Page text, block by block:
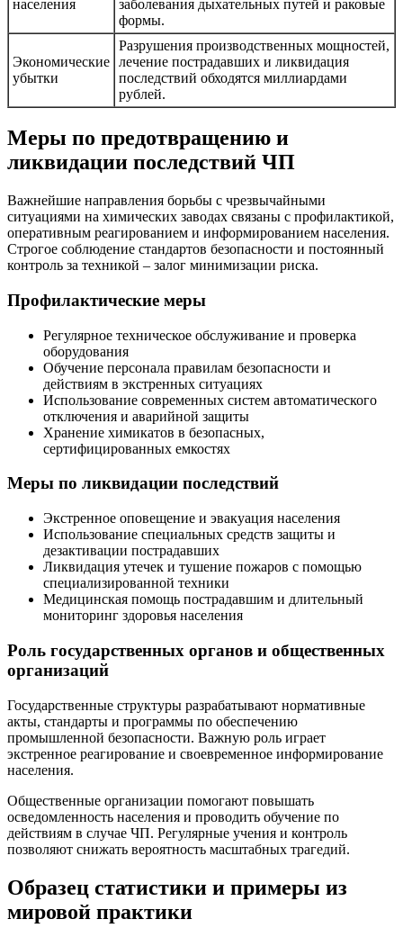
населения
заболевания дыхательных путей и раковые
формы.
Экономические
убытки
Разрушения производственных мощностей,
лечение пострадавших и ликвидация
последствий обходятся миллиардами
рублей.
Меры по предотвращению и
ликвидации последствий ЧП
Важнейшие направления борьбы с чрезвычайными
ситуациями на химических заводах связаны с профилактикой,
оперативным реагированием и информированием населения.
Строгое соблюдение стандартов безопасности и постоянный
контроль за техникой – залог минимизации риска.
Профилактические меры
Регулярное техническое обслуживание и проверка
оборудования
Обучение персонала правилам безопасности и
действиям в экстренных ситуациях
Использование современных систем автоматического
отключения и аварийной защиты
Хранение химикатов в безопасных,
сертифицированных емкостях
Меры по ликвидации последствий
Экстренное оповещение и эвакуация населения
Использование специальных средств защиты и
дезактивации пострадавших
Ликвидация утечек и тушение пожаров с помощью
специализированной техники
Медицинская помощь пострадавшим и длительный
мониторинг здоровья населения
Роль государственных органов и общественных
организаций
Государственные структуры разрабатывают нормативные
акты, стандарты и программы по обеспечению
промышленной безопасности. Важную роль играет
экстренное реагирование и своевременное информирование
населения.
Общественные организации помогают повышать
осведомленность населения и проводить обучение по
действиям в случае ЧП. Регулярные учения и контроль
позволяют снижать вероятность масштабных трагедий.
Образец статистики и примеры из
мировой практики